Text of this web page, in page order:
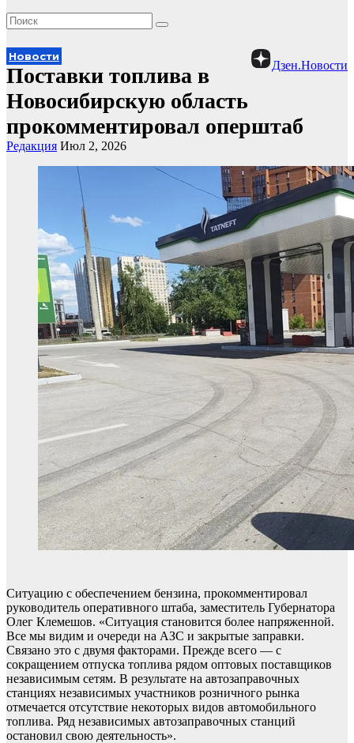
Дзен.Новости
Новости
Поставки топлива в
Новосибирскую область
прокомментировал оперштаб
Редакция Июл 2, 2026
Ситуацию с обеспечением бензина, прокомментировал
руководитель оперативного штаба, заместитель Губернатора
Олег Клемешов. «Ситуация становится более напряженной.
Все мы видим и очереди на АЗС и закрытые заправки.
Связано это с двумя факторами. Прежде всего — с
сокращением отпуска топлива рядом оптовых поставщиков
независимым сетям. В результате на автозаправочных
станциях независимых участников розничного рынка
отмечается отсутствие некоторых видов автомобильного
топлива. Ряд независимых автозаправочных станций
остановил свою деятельность».